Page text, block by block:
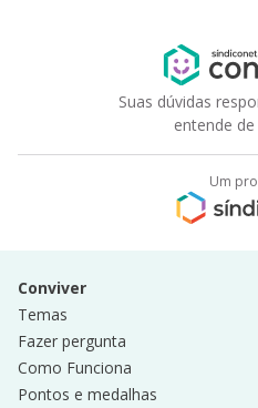
Suas dúvidas
entende
Um
Conviver
Temas
Fazer pergunta
Como Funciona
Pontos e medalhas